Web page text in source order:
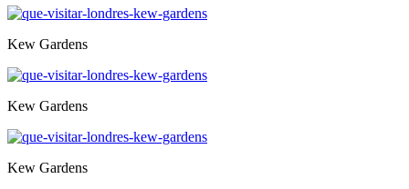
Kew Gardens
Kew Gardens
Kew Gardens